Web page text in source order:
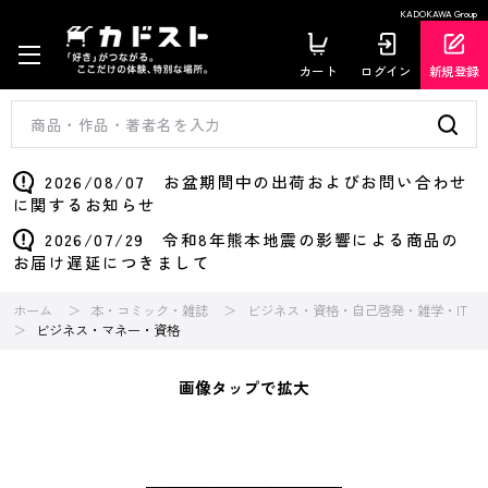
KADOKAWA Group
カート ログイン 新規登録
2026/08/07 お盆期間中の出荷およびお問い合わせ
に関するお知らせ
2026/07/29 令和8年熊本地震の影響による商品の
お届け遅延につきまして
ホーム 本・コミック・雑誌
ビジネス・資格・自己啓発・雑学・IT
ビジネス・マネー・資格
画像タップで拡大